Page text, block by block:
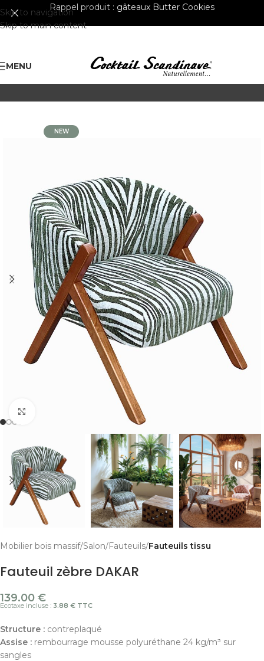
Skip to navigation
Skip to main content
Rappel produit : gâteaux Butter Cookies
MENU
NEW
Mobilier bois massif Salon Fauteuils Fauteuils tissu
Fauteuil zèbre DAKAR
139.00 €
Ecotaxe incluse : 3.88 € TTC
Structure : contreplaqué
Assise : rembourrage mousse polyuréthane 24 kg/m³ sur
sangles